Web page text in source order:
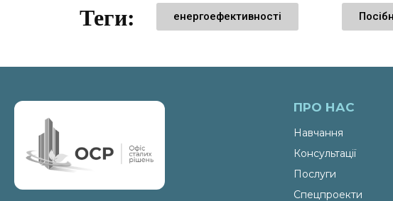
Теги: енергоефективності
ПРО НАС
Навчання
Консультації
Послуги
Спецпроекти